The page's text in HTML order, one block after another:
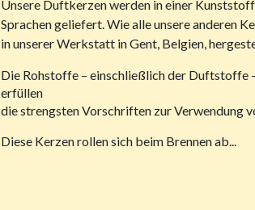
Unsere Duftkerzen werden in einer
Sprachen geliefert. Wie alle unsere anderen
in unserer Werkstatt in Gent, Belgien,
Die Rohstoffe – einschließlich der Duftstoffe
erfüllen
die strengsten Vorschriften zur Verwendung
Diese Kerzen rollen sich beim Brennen ab...